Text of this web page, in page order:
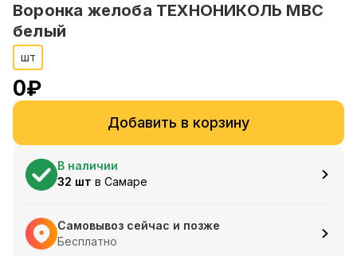
Воронка желоба ТЕХНОНИКОЛЬ МВС
белый
шт
0₽
Добавить в корзину
В наличии
32 шт в Самаре
Самовывоз сейчас и позже
Бесплатно